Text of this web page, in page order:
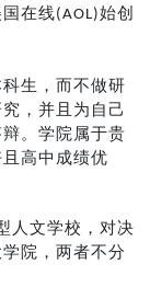
在线(AOL)始创
生，而不做研
，并且为自己
。学院属于贵
高中成绩优
人文学校，对决
院，两者不分